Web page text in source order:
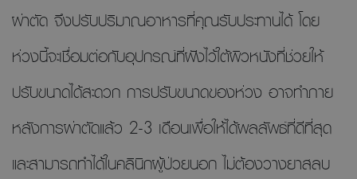
ผ่าตัด จึงปรับปริมาณอาหารที่คุณรับประทานได้ โดย
ห่วงนี้จะเชื่อมต่อกับอุปกรณ์ที่ฝังไว้ใต้ผิวหนังที่ช่วยให้
ปรับขนาดได้สะดวก การปรับขนาดของห่วง อาจทำภาย
หลังการผ่าตัดแล้ว 2-3 เดือนเพื่อให้ได้ผลลัพธ์ที่ดีที่สุด
และสามารถทำได้ในคลินิกผู้ป่วยนอก ไม่ต้องวางยาสลบ